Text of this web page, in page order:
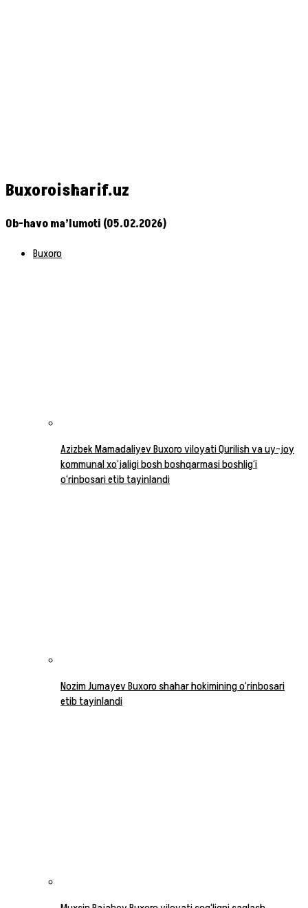
Buxoroisharif.uz
Ob-havo ma’lumoti (05.02.2026)
Buxoro
Azizbek Mamadaliyev Buxoro viloyati Qurilish va uy-joy
kommunal xo‘jaligi bosh boshqarmasi boshlig‘i
o‘rinbosari etib tayinlandi
Nozim Jumayev Buxoro shahar hokimining o‘rinbosari
etib tayinlandi